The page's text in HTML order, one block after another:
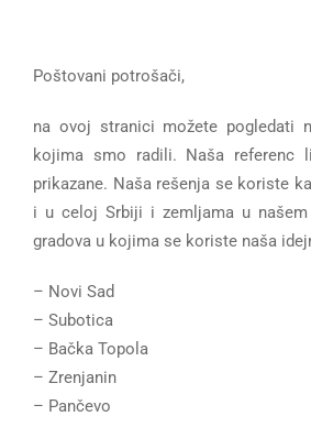
Poštovani potrošači,
na ovoj stranici možete pogledati
kojima smo radili. Naša referenc
prikazane. Naša rešenja se koriste
i u celoj Srbiji i zemljama u našem
gradova u kojima se koriste naša
– Novi Sad
– Subotica
– Bačka Topola
– Zrenjanin
– Pančevo